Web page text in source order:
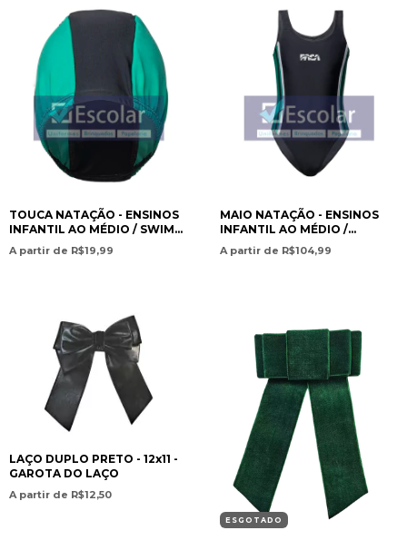
TOUCA NATAÇÃO - ENSINOS
INFANTIL AO MÉDIO / SWIM
CAP – PRESCHOOL TO HIGH
SCHOOL EDUCATION- PAN
A partir de R$19,99
MAIO NATAÇÃO - ENSINOS
INFANTIL AO MÉDIO /
SWIMSUIT – PRESCHOOL TO
HIGH SCHOOL EDUCATION-
A partir de R$104,99
LAÇO DUPLO PRETO - 12x11 -
GAROTA DO LAÇO
A partir de R$12,50
ESGOTADO